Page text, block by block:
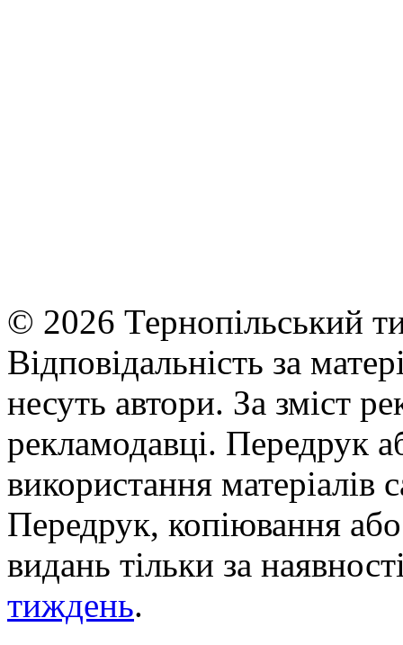
© 2026 Тернопільський
Відповідальність за
несуть автори. За зміст
рекламодавці. Передрук
використання матеріалів
Передрук, копіювання
видань тільки за
тиждень.